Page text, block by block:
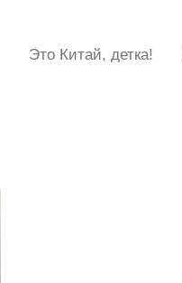
Это Китай, детка!